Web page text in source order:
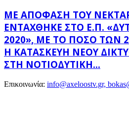
ΜΕ ΑΠΌΦΑΣΗ ΤΟΥ
ΕΝΤΆΧΘΗΚΕ ΣΤΟ Ε.Π.
2020», ΜΕ ΤΟ ΠΟΣΌ ΤΩΝ
Η ΚΑΤΑΣΚΕΥΉ ΝΈΟΥ
ΣΤΗ ΝΟΤΙΟΔΥΤΙΚΉ...
Επικοινωνία: info@axeloostv.gr,